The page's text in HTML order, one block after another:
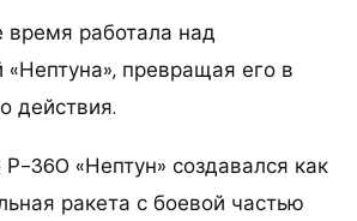
время работала над
превращая его в
действия.
360 «Нептун» создавался как
ракета с боевой частью